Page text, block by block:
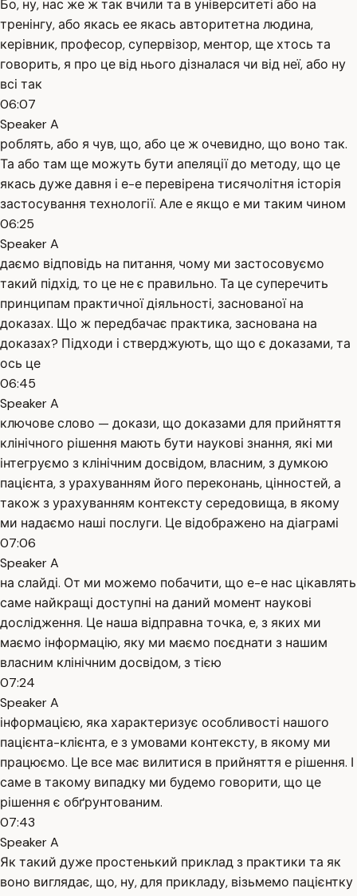
Бо, ну, нас же ж так вчили та в університеті або на
тренінгу, або якась ее якась авторитетна людина,
керівник, професор, супервізор, ментор, ще хтось та
говорить, я про це від нього дізналася чи від неї, або ну
всі так
06:07
Speaker A
роблять, або я чув, що, або це ж очевидно, що воно так.
Та або там ще можуть бути апеляції до методу, що це
якась дуже давня і е-е перевірена тисячолітня історія
застосування технології. Але е якщо е ми таким чином
06:25
Speaker A
даємо відповідь на питання, чому ми застосовуємо
такий підхід, то це не є правильно. Та це суперечить
принципам практичної діяльності, заснованої на
доказах. Що ж передбачає практика, заснована на
доказах? Підходи і стверджують, що що є доказами, та
ось це
06:45
Speaker A
ключове слово — докази, що доказами для прийняття
клінічного рішення мають бути наукові знання, які ми
інтегруємо з клінічним досвідом, власним, з думкою
пацієнта, з урахуванням його переконань, цінностей, а
також з урахуванням контексту середовища, в якому
ми надаємо наші послуги. Це відображено на діаграмі
07:06
Speaker A
на слайді. От ми можемо побачити, що е-е нас цікавлять
саме найкращі доступні на даний момент наукові
дослідження. Це наша відправна точка, е, з яких ми
маємо інформацію, яку ми маємо поєднати з нашим
власним клінічним досвідом, з тією
07:24
Speaker A
інформацією, яка характеризує особливості нашого
пацієнта-клієнта, е з умовами контексту, в якому ми
працюємо. Це все має вилитися в прийняття е рішення. І
саме в такому випадку ми будемо говорити, що це
рішення є обґрунтованим.
07:43
Speaker A
Як такий дуже простенький приклад з практики та як
воно виглядає, що, ну, для прикладу, візьмемо пацієнтку